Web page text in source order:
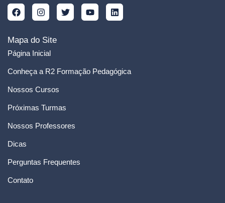
Mapa do Site
Página Inicial
Conheça a R2 Formação Pedagógica
Nossos Cursos
Próximas Turmas
Nossos Professores
Dicas
Perguntas Frequentes
Contato